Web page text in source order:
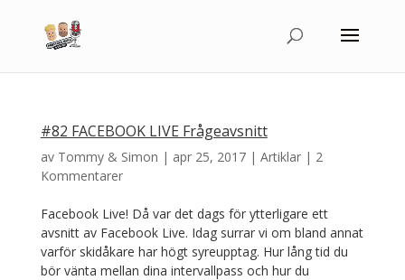
#82 FACEBOOK LIVE Frågeavsnitt
av Tommy & Simon | apr 25, 2017| Artiklar| 2
Kommentarer
Facebook Live! Då var det dags för ytterligare ett
avsnitt av Facebook Live. Idag surrar vi om bland annat
varför skidåkare har högt syreupptag. Hur lång tid du
bör vänta mellan dina intervallpass och hur du